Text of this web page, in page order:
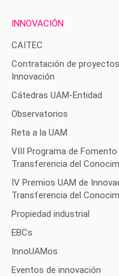
INNOVACIÓN
CAITEC
Contratación de
Innovación
Cátedras UAM-Entidad
Observatorios
Reta a la UAM
VIII Programa de Fomento
Transferencia del
IV Premios UAM de
Transferencia del
Propiedad industrial
EBCs
InnoUAMos
Eventos de innovación